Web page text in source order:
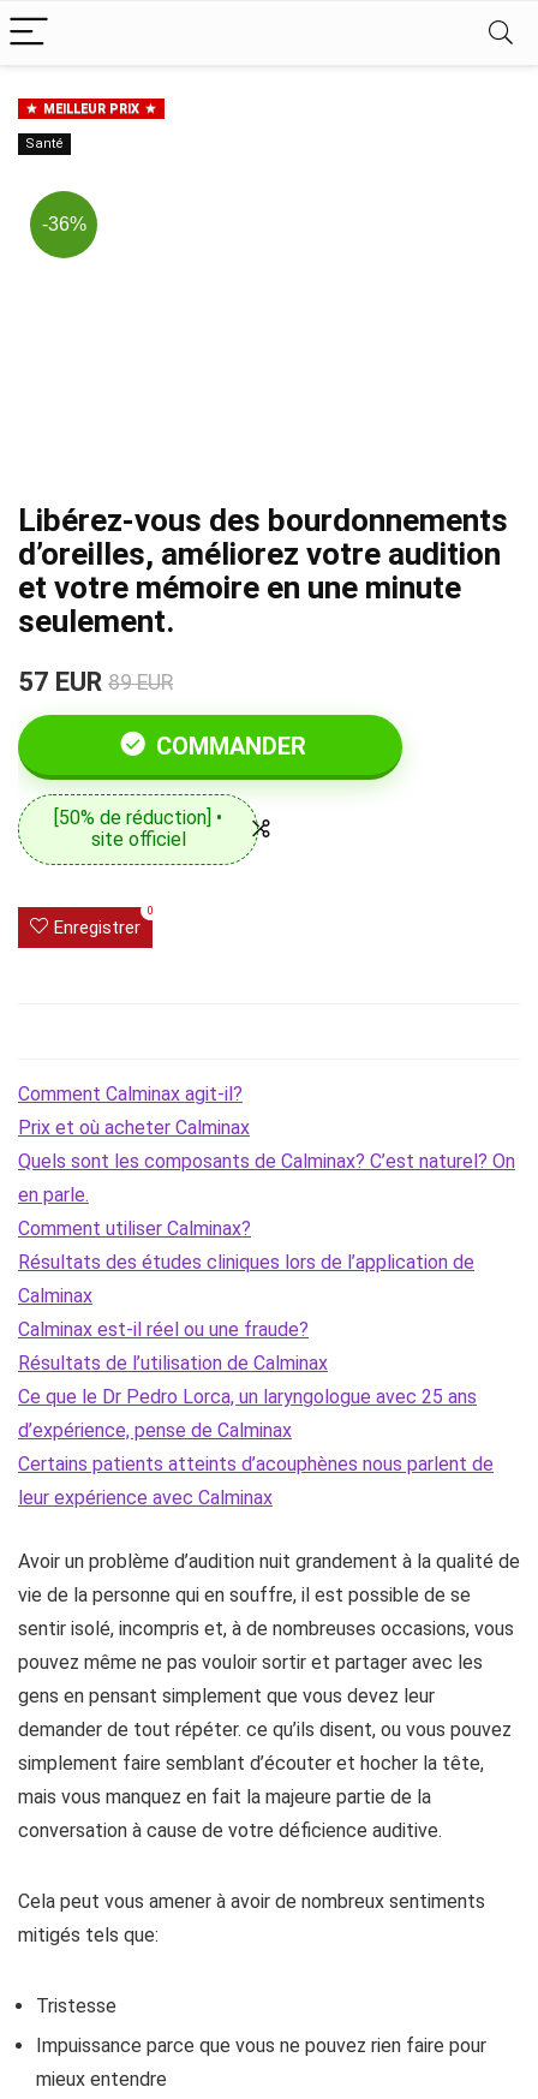
MEILLEUR PRIX
Santé
-36%
Libérez-vous des bourdonnements
d’oreilles, améliorez votre audition
et votre mémoire en une minute
seulement.
57 EUR 89 EUR
COMMANDER
[50% de réduction] •
site officiel
Enregistrer
0
Comment Calminax agit-il?
Prix ​​et où acheter Calminax
Quels sont les composants de Calminax? C’est naturel? On
en parle.
Comment utiliser Calminax?
Résultats des études cliniques lors de l’application de
Calminax
Calminax est-il réel ou une fraude?
Résultats de l’utilisation de Calminax
Ce que le Dr Pedro Lorca, un laryngologue avec 25 ans
d’expérience, pense de Calminax
Certains patients atteints d’acouphènes nous parlent de
leur expérience avec Calminax
Avoir un problème d’audition nuit grandement à la qualité de
vie de la personne qui en souffre, il est possible de se
sentir isolé, incompris et, à de nombreuses occasions, vous
pouvez même ne pas vouloir sortir et partager avec les
gens en pensant simplement que vous devez leur
demander de tout répéter. ce qu’ils disent, ou vous pouvez
simplement faire semblant d’écouter et hocher la tête,
mais vous manquez en fait la majeure partie de la
conversation à cause de votre déficience auditive.
Cela peut vous amener à avoir de nombreux sentiments
mitigés tels que:
Tristesse
Impuissance parce que vous ne pouvez rien faire pour
mieux entendre